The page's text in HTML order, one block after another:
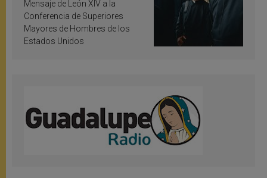
Mensaje de León XIV a la
Conferencia de Superiores
Mayores de Hombres de los
Estados Unidos